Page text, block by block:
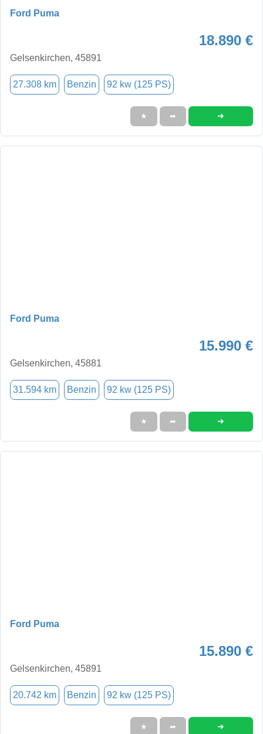
Ford Puma
18.890 €
Gelsenkirchen, 45891
27.308 km Benzin 92 kw (125 PS)
★ ➦ ➜
Ford Puma
15.990 €
Gelsenkirchen, 45881
31.594 km Benzin 92 kw (125 PS)
★ ➦ ➜
Ford Puma
15.890 €
Gelsenkirchen, 45891
20.742 km Benzin 92 kw (125 PS)
★ ➦ ➜